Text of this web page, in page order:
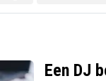
Een DJ